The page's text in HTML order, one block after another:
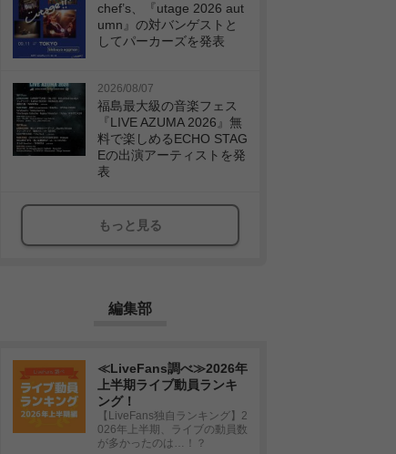
chef’s、『utage 2026 aut
umn』の対バンゲストと
してパーカーズを発表
2026/08/07
福島最大級の音楽フェス
『LIVE AZUMA 2026』無
料で楽しめるECHO STAG
Eの出演アーティストを発
表
もっと見る
編集部
≪LiveFans調べ≫2026年
上半期ライブ動員ランキ
ング！
【LiveFans独自ランキング】2
026年上半期、ライブの動員数
が多かったのは…！？